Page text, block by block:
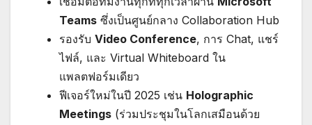
Teams ซึ่งเป็นศูนย์กลาง Collaboration Hub
รองรับ Video Conference, การ Chat, แชร์
ไฟล์, และ Virtual Whiteboard ใน
แพลตฟอร์มเดียว
ฟีเจอร์ใหม่ในปี 2025 เช่น Holographic
Meetings (ร่วมประชุมในโลกเสมือนด้วย